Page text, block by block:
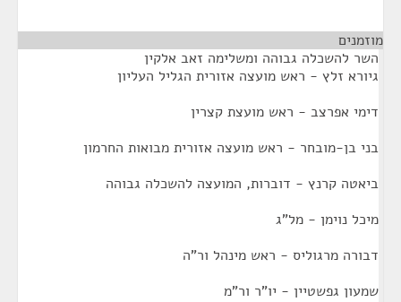
מוזמנים
השר להשכלה גבוהה ומשלימה זאב אלקין
גיורא זלץ - ראש מועצה אזורית הגליל העליון
דימי אפרצב - ראש מועצת קצרין
בני בן-מובחר - ראש מועצה אזורית מבואות החרמון
ביאטה קרנץ - דוברות, המועצה להשכלה גבוהה
מיכל נוימן - מל"ג
דבורה מרגוליס - ראש מינהל ור"ה
שמעון גפשטיין - יו"ר ור"מ